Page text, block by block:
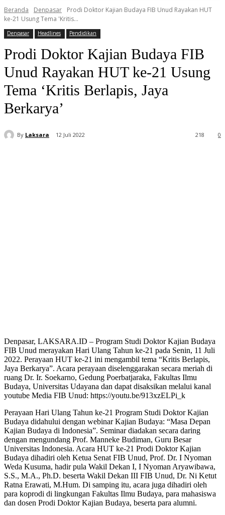
Beranda Denpasar
Prodi Doktor Kajian Budaya FIB Unud Rayakan HUT
ke-21 Usung Tema 'Kritis...
Denpasar Headlines Pendidikan
Prodi Doktor Kajian Budaya FIB
Unud Rayakan HUT ke-21 Usung
Tema ‘Kritis Berlapis, Jaya
Berkarya’
By Laksara 12 Juli 2022 0
218
Denpasar, LAKSARA.ID – Program Studi Doktor Kajian Budaya
FIB Unud merayakan Hari Ulang Tahun ke-21 pada Senin, 11 Juli
2022. Perayaan HUT ke-21 ini mengambil tema “Kritis Berlapis,
Jaya Berkarya”. Acara perayaan diselenggarakan secara meriah di
ruang Dr. Ir. Soekarno, Gedung Poerbatjaraka, Fakultas Ilmu
Budaya, Universitas Udayana dan dapat disaksikan melalui kanal
youtube Media FIB Unud: https://youtu.be/913xzELPi_k
Perayaan Hari Ulang Tahun ke-21 Program Studi Doktor Kajian
Budaya didahului dengan webinar Kajian Budaya: “Masa Depan
Kajian Budaya di Indonesia”. Seminar diadakan secara daring
dengan mengundang Prof. Manneke Budiman, Guru Besar
Universitas Indonesia. Acara HUT ke-21 Prodi Doktor Kajian
Budaya dihadiri oleh Ketua Senat FIB Unud, Prof. Dr. I Nyoman
Weda Kusuma, hadir pula Wakil Dekan I, I Nyoman Aryawibawa,
S.S., M.A., Ph.D. beserta Wakil Dekan III FIB Unud, Dr. Ni Ketut
Ratna Erawati, M.Hum. Di samping itu, acara juga dihadiri oleh
para koprodi di lingkungan Fakultas Ilmu Budaya, para mahasiswa
dan dosen Prodi Doktor Kajian Budaya, beserta para alumni.